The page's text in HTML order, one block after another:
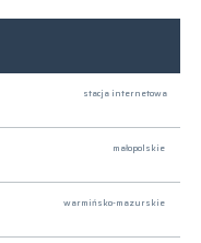
stacja internetowa
małopolskie
warmińsko-mazurskie